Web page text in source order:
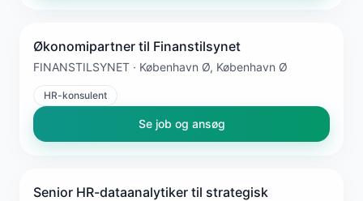
Økonomipartner til Finanstilsynet
FINANSTILSYNET · København Ø, København Ø
HR-konsulent
Se job og ansøg
Senior HR-dataanalytiker til strategisk